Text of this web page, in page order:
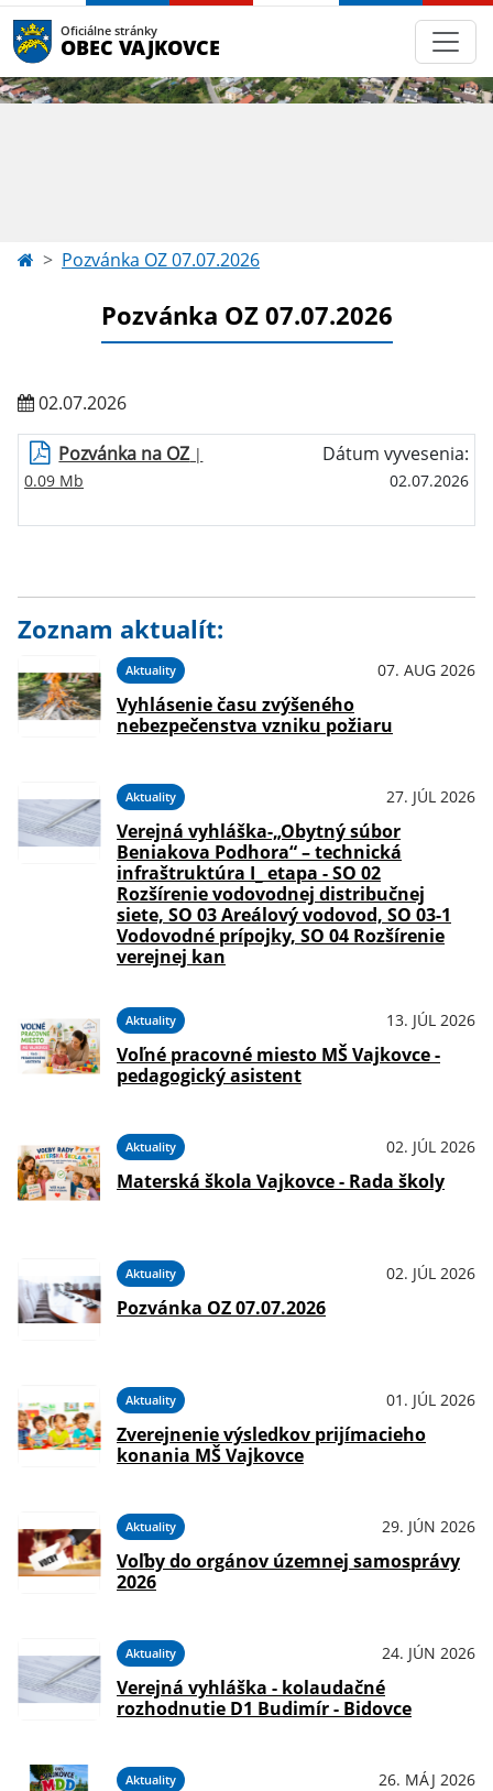
Oficiálne stránky
OBEC VAJKOVCE
Pozvánka OZ 07.07.2026
Pozvánka OZ 07.07.2026
02.07.2026
Pozvánka na OZ|
0.09 Mb
Dátum vyvesenia:
02.07.2026
Zoznam aktualít:
Aktuality 07. AUG 2026
Vyhlásenie času zvýšeného
nebezpečenstva vzniku požiaru
Aktuality 27. JÚL 2026
Verejná vyhláška-„Obytný súbor
Beniakova Podhora“ – technická
infraštruktúra I_ etapa - SO 02
Rozšírenie vodovodnej distribučnej
siete, SO 03 Areálový vodovod, SO 03-1
Vodovodné prípojky, SO 04 Rozšírenie
verejnej kan
Aktuality 13. JÚL 2026
Voľné pracovné miesto MŠ Vajkovce -
pedagogický asistent
Aktuality 02. JÚL 2026
Materská škola Vajkovce - Rada školy
Aktuality 02. JÚL 2026
Pozvánka OZ 07.07.2026
Aktuality 01. JÚL 2026
Zverejnenie výsledkov prijímacieho
konania MŠ Vajkovce
Aktuality 29. JÚN 2026
Voľby do orgánov územnej samosprávy
2026
Aktuality 24. JÚN 2026
Verejná vyhláška - kolaudačné
rozhodnutie D1 Budimír - Bidovce
Aktuality 26. MÁJ 2026